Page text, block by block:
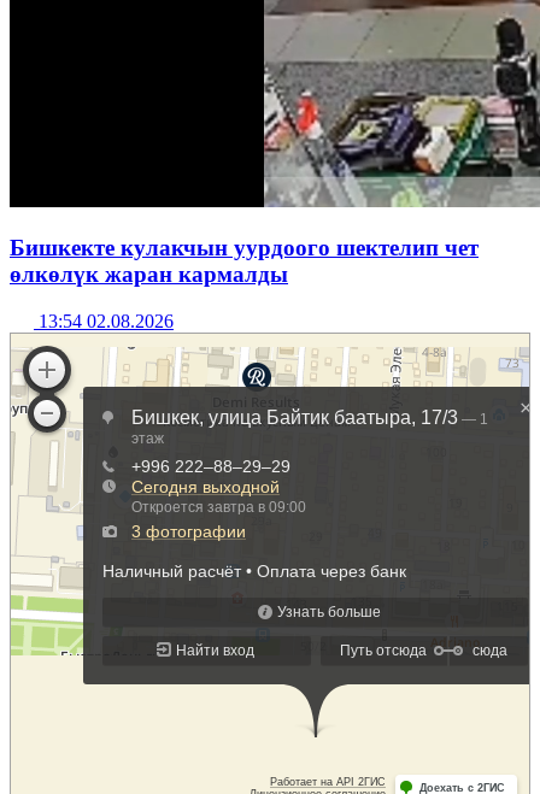
Бишкекте кулакчын уурдоого шектелип чет
өлкөлүк жаран кармалды
13:54 02.08.2026